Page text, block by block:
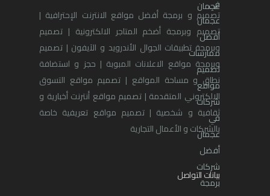
تصميم و برمجة أفضل مواقع الانترنت الإحترافية |
تصميم وبرمجة أضخم المتاجر الالكترونية | تصميم
وبرمجة تطبيقات الجوال الأندرويد و الآيفون | تصميم
وبرمجة مواقع الاعلانات المبوبة | حجز و استضافة
نطاق و مساحة المواقع | تصميم مواقع التسوق
الالكتروني المتقدمة | تصميم مواقع أنترنت أخبارية و
ثقافية و شخصية | تصميم مواقع تعريفية خاصة
بالشركات و الأعمال التجارية
بيانات التواصل